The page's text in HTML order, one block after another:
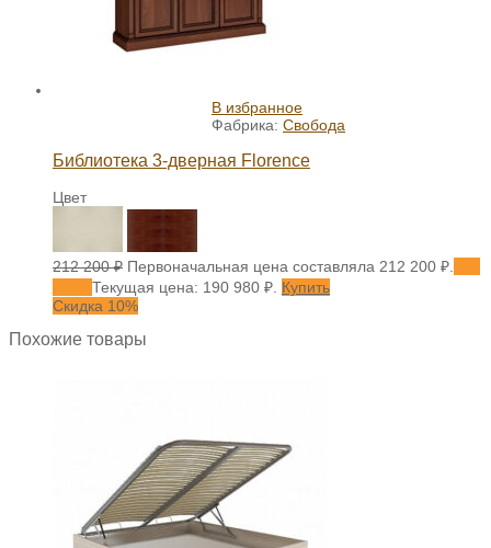
В избранное
Фабрика: Свобода
Библиотека 3-дверная Florence
Цвет
212 200₽ Первоначальная цена составляла 212 200 ₽.
Текущая цена: 190 980 ₽. Купить
Скидка 10%
Похожие товары